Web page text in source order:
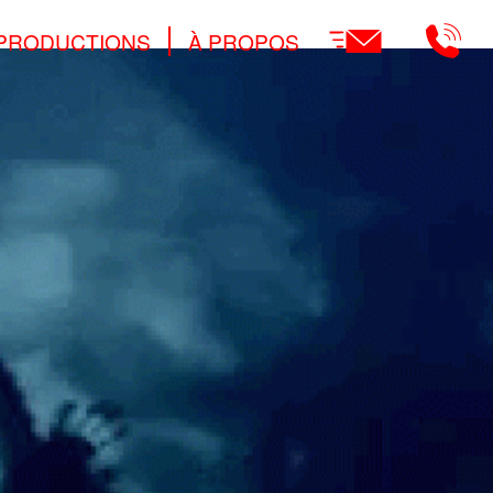
navigation
À PROPOS